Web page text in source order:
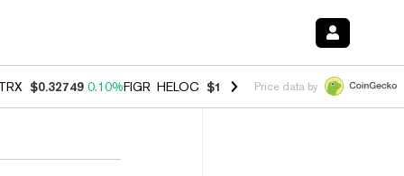
TRX $0.32749 0.10%FIGR_HELOC $1.007 -1.20%HYPE $54.42 -
Price data by